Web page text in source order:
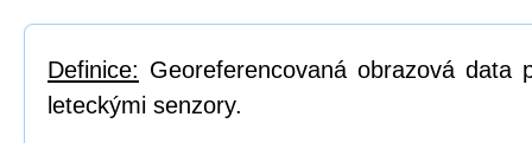
Definice: Georeferencovaná obrazová data
leteckými senzory.